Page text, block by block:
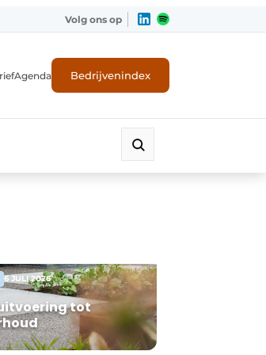
Volg ons op
Agenda Bedrijvenindex
6 JULI 2026
tot